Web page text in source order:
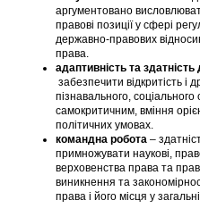
аргументовано
правові позиції у сфері
державно-правових
права.
адаптивність та
забезпечити відкритість і
пізнавального,
самокритичним, вміння
політичних умовах.
командна робота –
примножувати наукові,
верховенства права та
виникнення та
права і його місця у